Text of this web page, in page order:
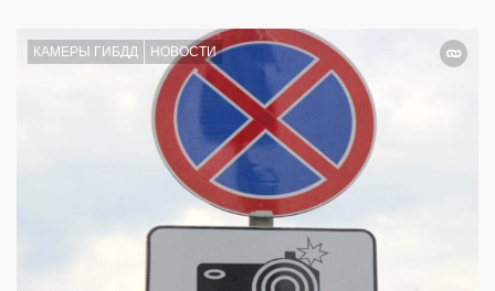
КАМЕРЫ ГИБДД НОВОСТИ